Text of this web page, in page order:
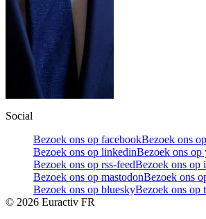
Social
Bezoek ons op facebookBezoek ons
Bezoek ons op linkedinBezoek ons op
Bezoek ons op rss-feedBezoek ons op
Bezoek ons op mastodonBezoek ons
Bezoek ons op blueskyBezoek ons op
© 2026 Euractiv FR